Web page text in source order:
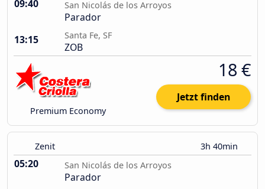
09:40 San Nicolás de los Arroyos
Parador
13:15
Santa Fe, SF
ZOB
Premium Economy
18 €
Jetzt finden
Zenit 3h 40min
05:20 San Nicolás de los Arroyos
Parador